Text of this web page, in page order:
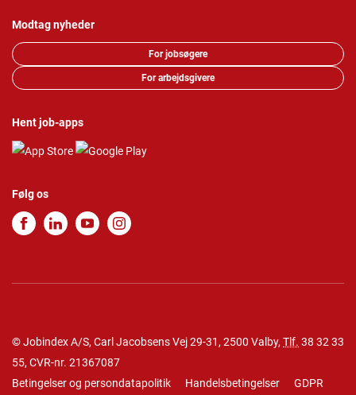
Modtag nyheder
For jobsøgere
For arbejdsgivere
Hent job-apps
Følg os
© Jobindex A/S, Carl Jacobsens Vej 29-31, 2500 Valby, Tlf. 38 32 33
55, CVR-nr. 21367087
Betingelser og persondatapolitik
Handelsbetingelser GDPR